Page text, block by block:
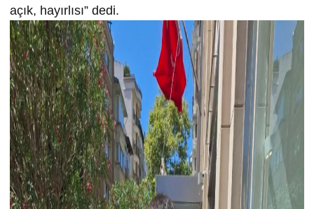
açık, hayırlısı” dedi.